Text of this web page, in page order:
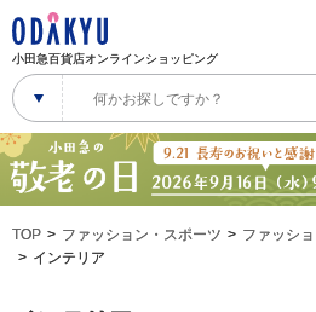
小田急百貨店オンラインショッピング
TOP ファッション・スポーツ ファッシ
インテリア